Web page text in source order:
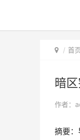
首
暗
作者：
摘要：